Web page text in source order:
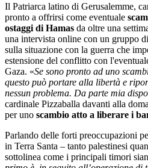
Il Patriarca latino di Gerusalemme,
pronto a offrirsi come eventuale
ostaggi di Hamas da oltre una
una intervista online con un gruppo
sulla situazione con la guerra che
estensione del conflitto con
Gaza. «Se sono pronto ad uno
questo può portare alla libertà e
nessun problema. Da parte mia
cardinale Pizzaballa davanti alla
per uno scambio atto a liberare i
Parlando delle forti preoccupazioni
in Terra Santa – tanto palestinesi
sottolinea come i principali timori